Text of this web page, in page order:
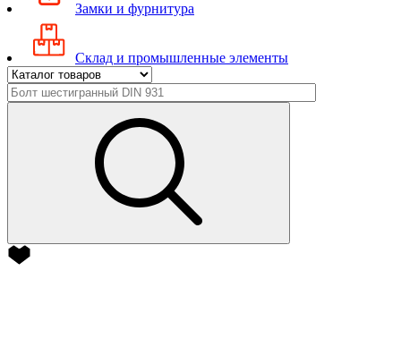
Замки и фурнитура
Склад и промышленные элементы